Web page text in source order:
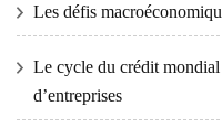
Les défis
Le cycle du crédit mondial
d’entreprises